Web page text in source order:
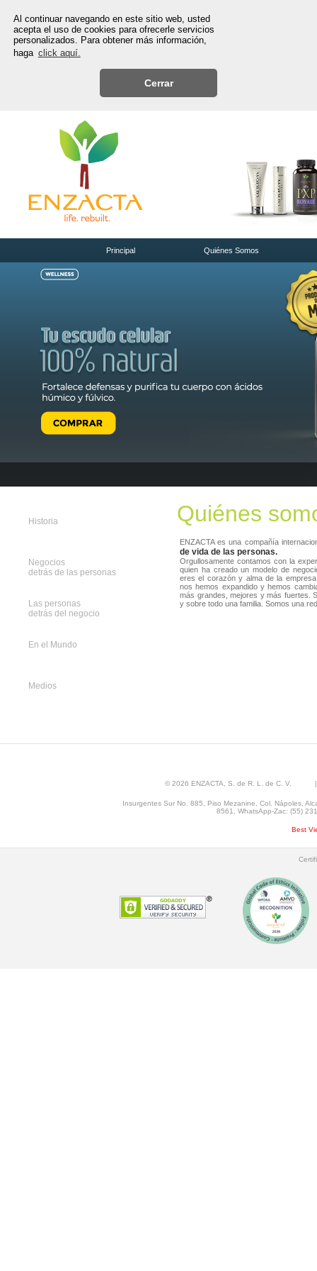
Al continuar navegando en este sitio web, usted
acepta el uso de cookies para ofrecerle servicios
personalizados. Para obtener más información,
haga click aquí.
Cerrar
Principal Quiénes Somos
Historia
Negocios
detrás de las personas
Las personas
detrás del negocio
En el Mundo
Medios
Quiénes
ENZACTA es una compañía
de vida de las personas.
Orgullosamente contamos con la
quien ha creado un modelo de
eres el corazón y alma de la
nos hemos expandido y hemos
más grandes, mejores y más fuertes.
y sobre todo una familia. Somos una
© 2026 ENZACTA, S. de R. L. de C. V. |
Insurgentes Sur No. 885, Piso Mezanine, Col. Nápoles,
8561, WhatsApp-Zac: (55)
Best